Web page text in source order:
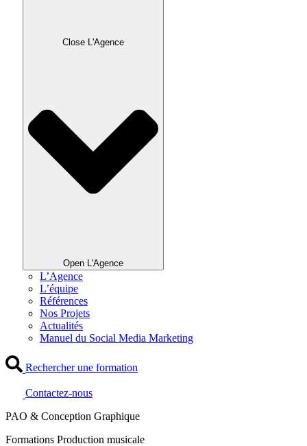
Close L'Agence
Open L'Agence
L’Agence
L’équipe
Références
Nos Projets
Actualités
Manuel du Social Media Marketing
Rechercher une formation
Contactez-nous
PAO & Conception Graphique
Formations Production musicale